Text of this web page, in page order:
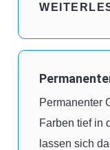
Permanenter
Farben tief in
lassen sich